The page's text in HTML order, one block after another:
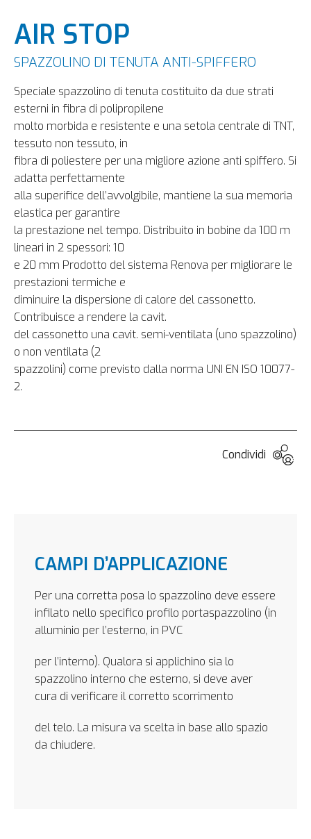
AIR STOP
SPAZZOLINO DI TENUTA ANTI-SPIFFERO
Speciale spazzolino di tenuta costituito da due strati
esterni in fibra di polipropilene
molto morbida e resistente e una setola centrale di TNT,
tessuto non tessuto, in
fibra di poliestere per una migliore azione anti spiffero. Si
adatta perfettamente
alla superifice dell’avvolgibile, mantiene la sua memoria
elastica per garantire
la prestazione nel tempo. Distribuito in bobine da 100 m
lineari in 2 spessori: 10
e 20 mm Prodotto del sistema Renova per migliorare le
prestazioni termiche e
diminuire la dispersione di calore del cassonetto.
Contribuisce a rendere la cavit.
del cassonetto una cavit. semi-ventilata (uno spazzolino)
o non ventilata (2
spazzolini) come previsto dalla norma UNI EN ISO 10077-
2.
Condividi
CAMPI D’APPLICAZIONE
Per una corretta posa lo spazzolino deve essere
infilato nello specifico profilo portaspazzolino (in
alluminio per l’esterno, in PVC
per l’interno). Qualora si applichino sia lo
spazzolino interno che esterno, si deve aver
cura di verificare il corretto scorrimento
del telo. La misura va scelta in base allo spazio
da chiudere.